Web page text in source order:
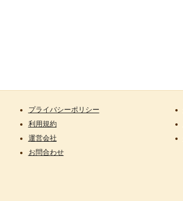
プライバシーポリシー
利用規約
運営会社
お問合わせ